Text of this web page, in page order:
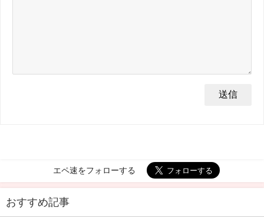
エペ速をフォローする
おすすめ記事